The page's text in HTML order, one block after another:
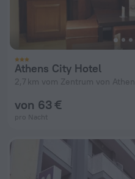
Athens City Hotel
2,7 km vom Zentrum von Athen
von 63 €
pro Nacht